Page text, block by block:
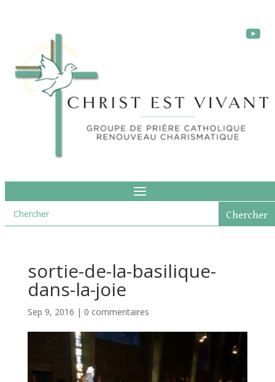
sortie-de-la-basilique-
dans-la-joie
Sep 9, 2016 | 0 commentaires